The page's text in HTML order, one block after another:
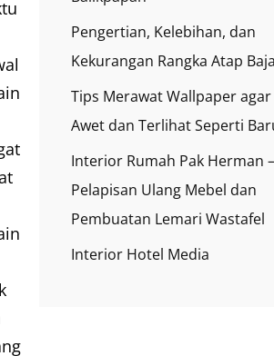
Pengertian, Kelebihan, dan
Kekurangan Rangka Atap
Tips Merawat Wallpaper
Awet dan Terlihat Seperti
Interior Rumah Pak Herman –
Pelapisan Ulang Mebel dan
Pembuatan Lemari Wastafel
Interior Hotel Media